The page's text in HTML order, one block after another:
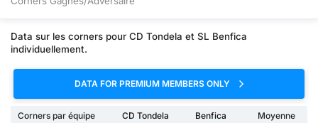
Data sur les corners pour CD Tondela et SL Benfica
individuellement.
DATA FOR PREMIUM MEMBERS ONLY
Corners par équipe CD Tondela Benfica
Moyenne